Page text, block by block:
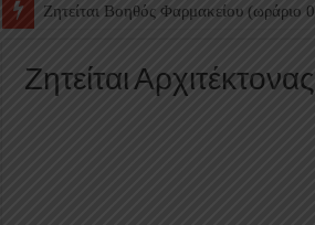
Ζητείται Βοηθός Θαλάμου
Ζητείται Αρχιτέκτονας